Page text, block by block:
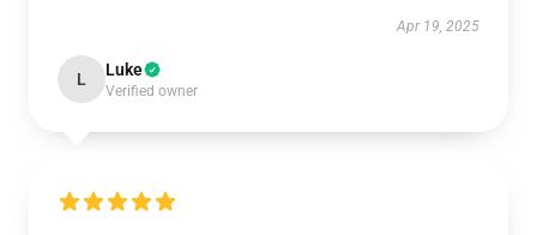
Apr 19, 2025
L Luke
Verified owner